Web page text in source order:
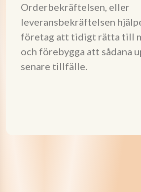
Orderbekräftelsen, eller
leveransbekräftelsen
företag att tidigt rätta till
och förebygga att sådana
senare tillfälle.